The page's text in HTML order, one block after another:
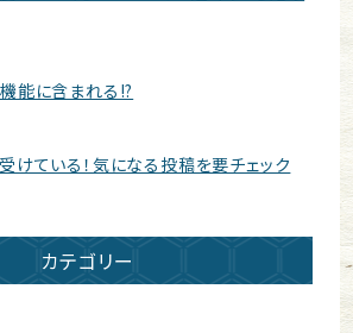
能に含まれる!?
けている！気になる投稿を要チェック
カテゴリー